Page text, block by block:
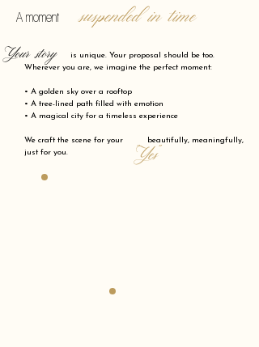
A moment suspended in time
is unique. Your proposal should be too.
Wherever you are, we imagine the perfect moment:
• A golden sky over a rooftop
• A tree-lined path filled with emotion
• A magical city for a timeless experience
We craft the scene for your beautifully, meaningfully,
just for you.
"Yes"
Your story